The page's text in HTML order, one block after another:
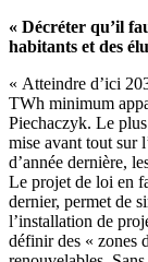
« Décréter qu’il
habitants et des
« Atteindre d’ici
TWh minimum
Piechaczyk. Le
mise avant tout sur
d’année dernière,
Le projet de loi en
dernier, permet de
l’installation de
définir des « zones